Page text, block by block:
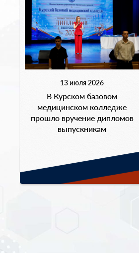
13 июля 2026
В Курском базовом
медицинском колледже
прошло вручение дипломов
выпускникам